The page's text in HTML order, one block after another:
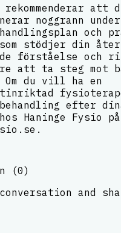
rekommenderar att
noggrann
och
stödjer din
förståelse och
att ta steg mot
du vill ha en
efter
Haninge Fysio på
(0)
and